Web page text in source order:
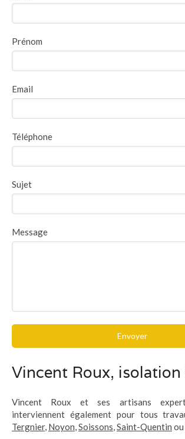
Prénom
Email
Téléphone
Sujet
Message
Envoyer
Vincent Roux, isolation
Vincent Roux et ses artisans
interviennent également pour tous
Tergnier, Noyon,Soissons,Saint-Quentin ou